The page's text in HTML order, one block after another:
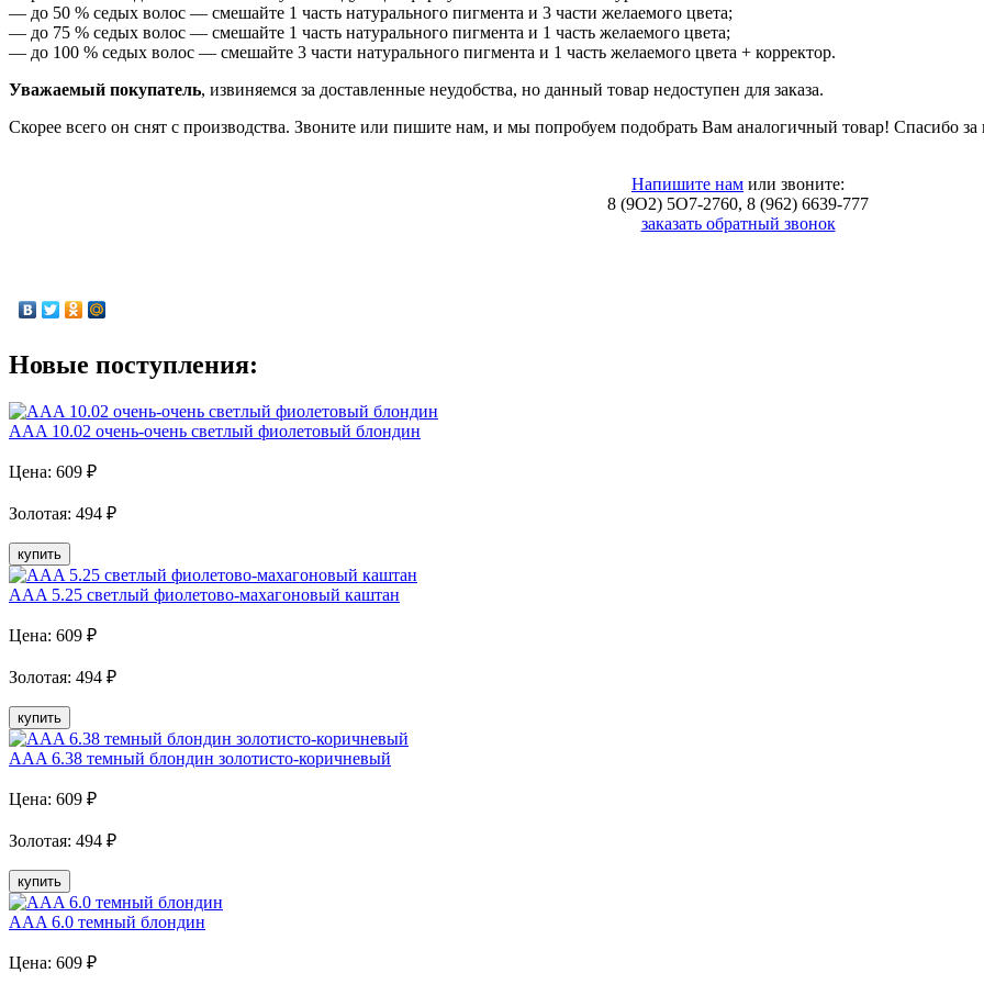
— до 50 % седых волос — смешайте 1 часть натурального пигмента и 3 части желаемого цвета;
— до 75 % седых волос — смешайте 1 часть натурального пигмента и 1 часть желаемого цвета;
— до 100 % седых волос — смешайте 3 части натурального пигмента и 1 часть желаемого цвета + корректор.
Уважаемый покупатель, извиняемся за доставленные неудобства, но данный товар недоступен для заказа.
Скорее всего он снят с производства. Звоните или пишите нам, и мы попробуем подобрать Вам аналогичный товар! Спасибо
Напишите нам или звоните:
8 (9O2) 5O7-2760, 8 (962) 6639-777
заказать обратный звонок
Новые поступления:
AAA 10.02 очень-очень светлый фиолетовый блондин
Цена: 609 ₽
Золотая: 494 ₽
купить
AAA 5.25 светлый фиолетово-махагоновый каштан
Цена: 609 ₽
Золотая: 494 ₽
купить
AAA 6.38 темный блондин золотисто-коричневый
Цена: 609 ₽
Золотая: 494 ₽
купить
AAA 6.0 темный блондин
Цена: 609 ₽